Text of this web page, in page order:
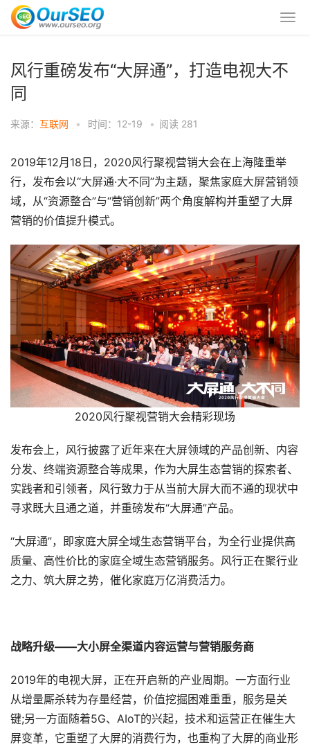
风行重磅发布“大屏通”，打造电视大不
同
来源： 互联网 • 时间：12-19 • 阅读 281
2019年12月18日，2020风行聚视营销大会在上海隆重举
行，发布会以“大屏通·大不同”为主题，聚焦家庭大屏营销领
域，从“资源整合”与“营销创新”两个角度解构并重塑了大屏
营销的价值提升模式。
2020风行聚视营销大会精彩现场
发布会上，风行披露了近年来在大屏领域的产品创新、内容
分发、终端资源整合等成果，作为大屏生态营销的探索者、
实践者和引领者，风行致力于从当前大屏大而不通的现状中
寻求既大且通之道，并重磅发布“大屏通”产品。
“大屏通”，即家庭大屏全域生态营销平台，为全行业提供高
质量、高性价比的家庭全域生态营销服务。风行正在聚行业
之力、筑大屏之势，催化家庭万亿消费活力。
战略升级——大小屏全渠道内容运营与营销服务商
2019年的电视大屏，正在开启新的产业周期。一方面行业
从增量厮杀转为存量经营，价值挖掘困难重重，服务是关
键;另一方面随着5G、AIoT的兴起，技术和运营正在催生大
屏变革，它重塑了大屏的消费行为，也重构了大屏的商业形